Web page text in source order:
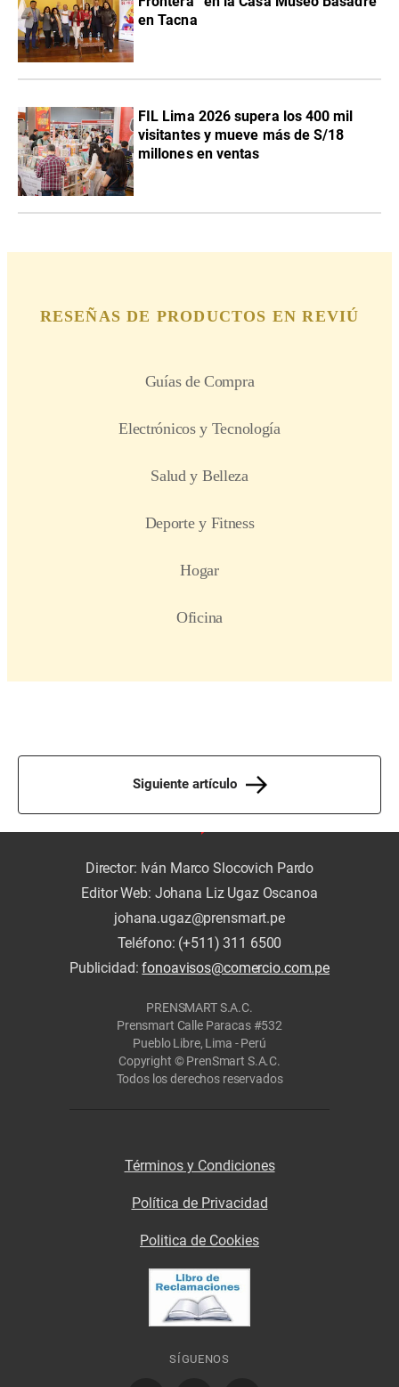
en Tacna
FIL Lima 2026 supera los 400 mil
visitantes y mueve más de S/18
millones en ventas
Siguiente artículo
Director: Iván Marco Slocovich Pardo
Editor Web: Johana Liz Ugaz Oscanoa
johana.ugaz@prensmart.pe
Teléfono: (+511) 311 6500
Publicidad:fonoavisos@comercio.com.pe
PRENSMART S.A.C.
Prensmart Calle Paracas #532
Pueblo Libre, Lima - Perú
Copyright © PrenSmart S.A.C.
Todos los derechos reservados
Términos y Condiciones
Política de Privacidad
Politica de Cookies
SÍGUENOS